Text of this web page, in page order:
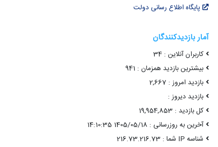
پایگاه اطلاع رسانی دولت
آمار بازدیدکنندگان
کاربران آنلاین : 34
بیشترین بازدید همزمان : 941
بازدید امروز : 2,667
بازدید دیروز :
کل بازدید : 19,954,853
آخرین به روزرسانی : 1405/05/18 14:10:35
شناسه IP شما : 216.73.216.73